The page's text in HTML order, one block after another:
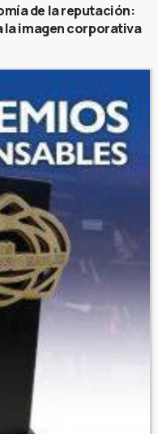
de la reputación:
imagen corporativa